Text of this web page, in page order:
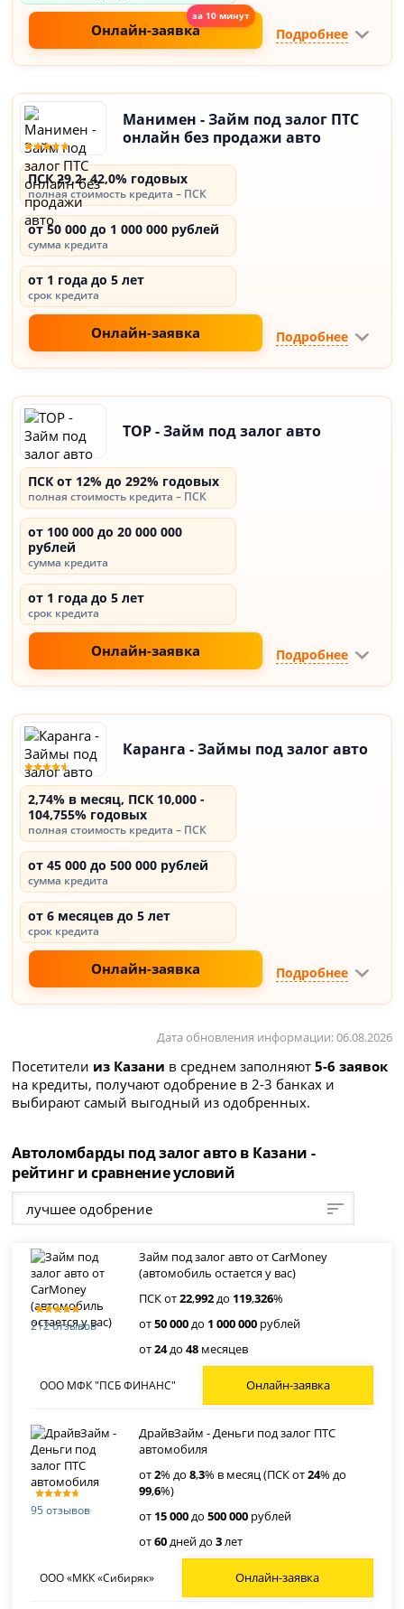
Онлайн-заявка Подробнее
Манимен - Займ под залог ПТС
онлайн без продажи авто
ПСК 29,2- 42,0% годовых
полная стоимость кредита – ПСК
от 50 000 до 1 000 000 рублей
сумма кредита
от 1 года до 5 лет
срок кредита
Онлайн-заявка Подробнее
ТОР - Займ под залог авто
ПСК от 12% до 292% годовых
полная стоимость кредита – ПСК
от 100 000 до 20 000 000
рублей
сумма кредита
от 1 года до 5 лет
срок кредита
Онлайн-заявка Подробнее
Каранга - Займы под залог авто
2,74% в месяц, ПСК 10,000 -
104,755% годовых
полная стоимость кредита – ПСК
от 45 000 до 500 000 рублей
сумма кредита
от 6 месяцев до 5 лет
срок кредита
Онлайн-заявка Подробнее
Дата обновления информации: 06.08.2026
Посетители из Казани в среднем заполняют5-6 заявок
на кредиты, получают одобрение в 2-3 банках и
выбирают самый выгодный из одобренных.
Автоломбарды под залог авто в Казани -
рейтинг и сравнение условий
лучшее одобрение
212 отзывов
Займ под залог авто от CarMoney
(автомобиль остается у вас)
ПСК от22,992до 119,326%
от50 000до 1 000 000 рублей
от24до48 месяцев
ООО МФК "ПСБ ФИНАНС" Онлайн-заявка
95 отзывов
ДрайвЗайм - Деньги под залог ПТС
автомобиля
от2% до8,3% в месяц (ПСК от24% до
99,6%)
от 15 000до500 000 рублей
от60дней до3лет
ООО «МКК «Сибиряк» Онлайн-заявка